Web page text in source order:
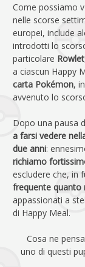
Come possiamo
nelle scorse
europei, include
introdotti lo
particolare
a ciascun Happy
carta Pokémon,
avvenuto lo
Dopo una pausa
a farsi vedere
due anni:
richiamo
escludere che, in
frequente quanto
appassionati a
di Happy Meal.
Cosa ne
uno di questi